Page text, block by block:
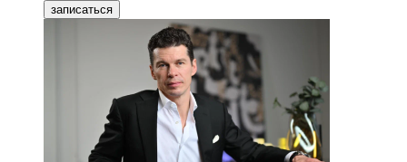
записаться